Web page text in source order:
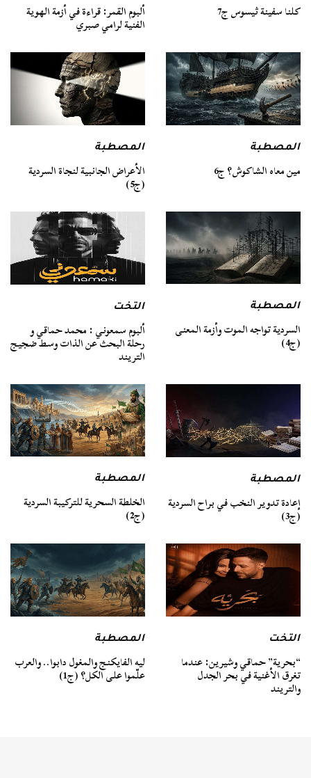
كلنا سفينة ثيسوس ج7 ألبوم القمر: قراءة في أزمة الهوية
الفنية لرامي صبري
المصطبة
مين معاه الشاكوش؟ ج6
المصطبة
الأعراض الجانبية لنجاة السردية
(ج5)
المصطبة
السردية تواجه الموت وأزمة المعنى
(ج4)
التخت
ألبوم سمعوني : محمد حماقي و
رحلة البحث عن الذات وسط ضجيج
التريند
المصطبة
إعادة تدوير النخب في براح السردية
(ج3)
المصطبة
الخلطة السحرية للتركيبة السردية
(ج2)
التخت
“بحرية” حماقي وشيرين: عندما
تغرق الأغنية في بحر الجدل
والتريند
المصطبة
ليه الفايكنج والمغول دابوا.. والعرب
علّموا على الكل؟ (ج1)